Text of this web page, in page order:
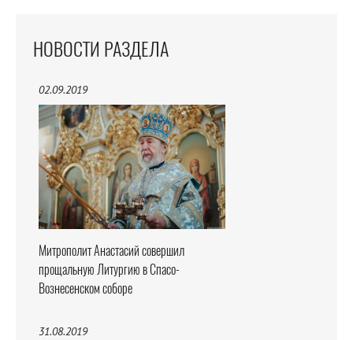
НОВОСТИ РАЗДЕЛА
02.09.2019
Митрополит Анастасий совершил
прощальную Литургию в Спасо-
Вознесенском соборе
31.08.2019